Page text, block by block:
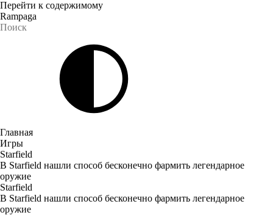
Перейти к содержимому
Rampaga
Главная
Игры
Starfield
В Starfield нашли способ бесконечно фармить легендарное
оружие
Starfield
В Starfield нашли способ бесконечно фармить легендарное
оружие